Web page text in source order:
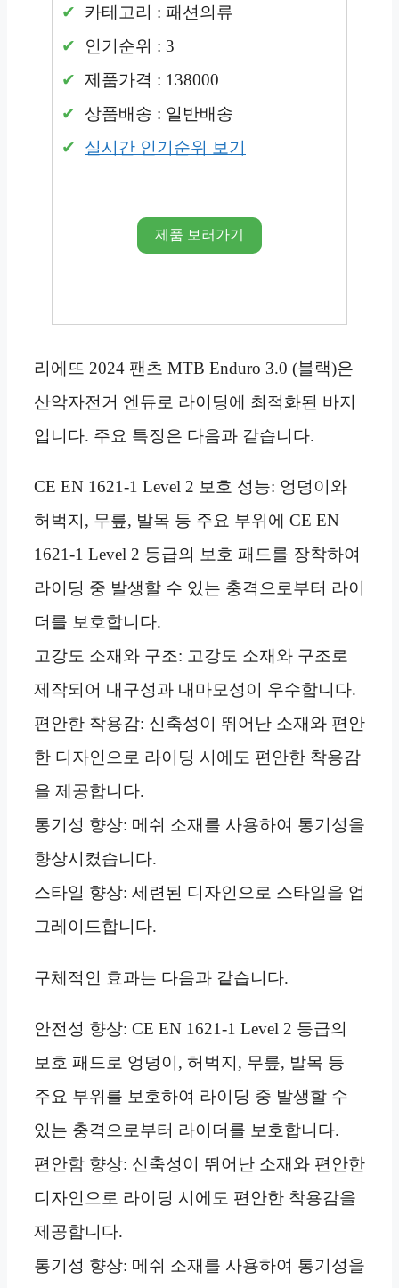
카테고리 : 패션의류
인기순위 : 3
제품가격 : 138000
상품배송 : 일반배송
실시간 인기순위 보기
제품 보러가기
리에뜨 2024 팬츠 MTB Enduro 3.0 (블랙)은
산악자전거 엔듀로 라이딩에 최적화된 바지
입니다. 주요 특징은 다음과 같습니다.
CE EN 1621-1 Level 2 보호 성능: 엉덩이와
허벅지, 무릎, 발목 등 주요 부위에 CE EN
1621-1 Level 2 등급의 보호 패드를 장착하여
라이딩 중 발생할 수 있는 충격으로부터 라이
더를 보호합니다.
고강도 소재와 구조: 고강도 소재와 구조로
제작되어 내구성과 내마모성이 우수합니다.
편안한 착용감: 신축성이 뛰어난 소재와 편안
한 디자인으로 라이딩 시에도 편안한 착용감
을 제공합니다.
통기성 향상: 메쉬 소재를 사용하여 통기성을
향상시켰습니다.
스타일 향상: 세련된 디자인으로 스타일을 업
그레이드합니다.
구체적인 효과는 다음과 같습니다.
안전성 향상: CE EN 1621-1 Level 2 등급의
보호 패드로 엉덩이, 허벅지, 무릎, 발목 등
주요 부위를 보호하여 라이딩 중 발생할 수
있는 충격으로부터 라이더를 보호합니다.
편안함 향상: 신축성이 뛰어난 소재와 편안한
디자인으로 라이딩 시에도 편안한 착용감을
제공합니다.
통기성 향상: 메쉬 소재를 사용하여 통기성을